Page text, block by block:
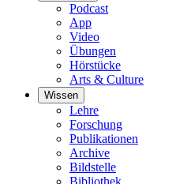
Podcast
App
Video
Übungen
Hörstücke
Arts & Culture
Wissen
Lehre
Forschung
Publikationen
Archive
Bildstelle
Bibliothek